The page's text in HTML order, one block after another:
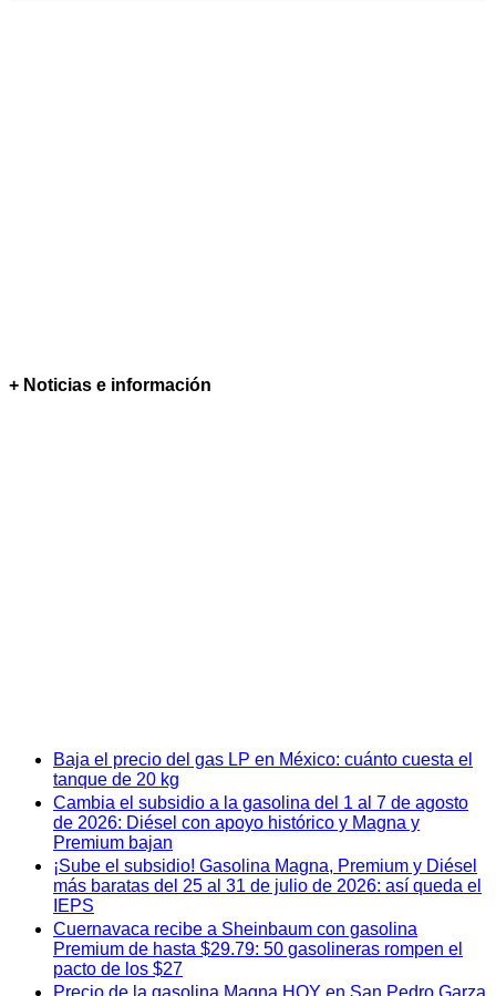
+ Noticias e información
Baja el precio del gas LP en México: cuánto cuesta el
tanque de 20 kg
Cambia el subsidio a la gasolina del 1 al 7 de agosto
de 2026: Diésel con apoyo histórico y Magna y
Premium bajan
¡Sube el subsidio! Gasolina Magna, Premium y Diésel
más baratas del 25 al 31 de julio de 2026: así queda el
IEPS
Cuernavaca recibe a Sheinbaum con gasolina
Premium de hasta $29.79: 50 gasolineras rompen el
pacto de los $27
Precio de la gasolina Magna HOY en San Pedro Garza